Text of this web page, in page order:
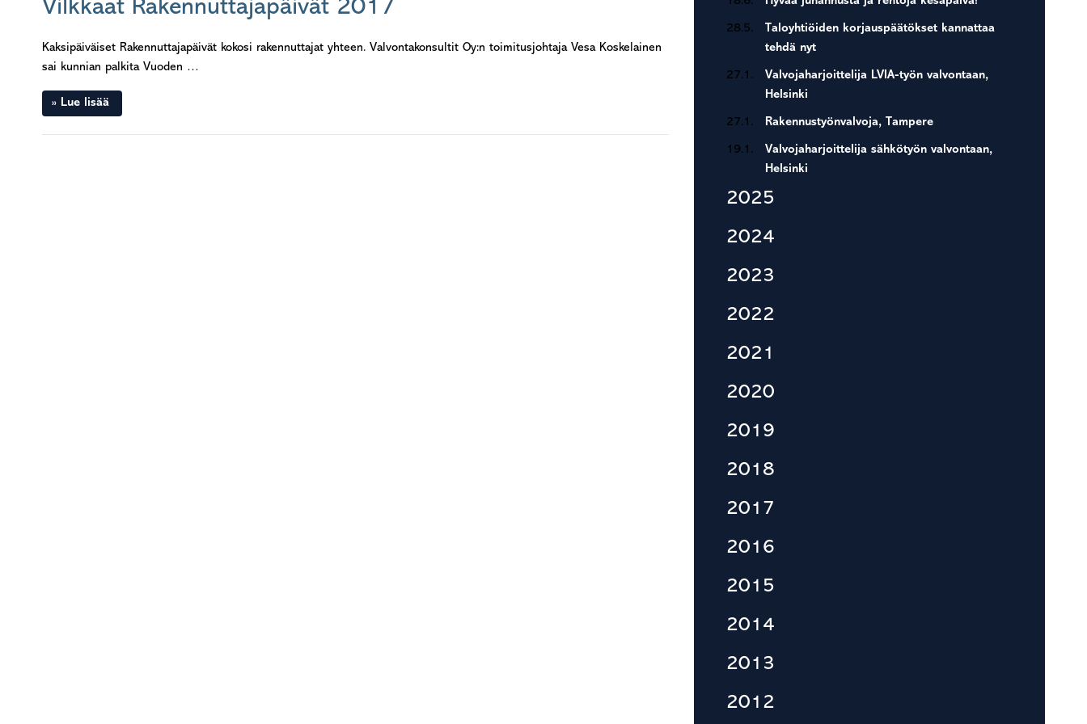
Vilkkaat Rakennuttajapäivät 2017
Kaksipäiväiset Rakennuttajapäivät kokosi rakennuttajat yhteen. Valvontakonsultit Oy:n toimitusjohtaja Vesa Koskelainen
sai kunnian palkita Vuoden …
Lue lisää
28.5.
Taloyhtiöiden korjauspäätökset kannattaa
tehdä nyt
27.1.
Valvojaharjoittelija LVIA-työn valvontaan,
Helsinki
27.1. Rakennustyönvalvoja, Tampere
19.1.
Valvojaharjoittelija sähkötyön valvontaan,
Helsinki
2025
2024
2023
2022
2021
2020
2019
2018
2017
2016
2015
2014
2013
2012